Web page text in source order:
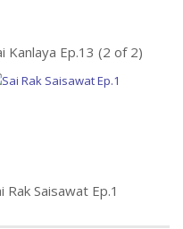
Kanlaya Ep.13 (2 of 2)
Rak Saisawat Ep.1